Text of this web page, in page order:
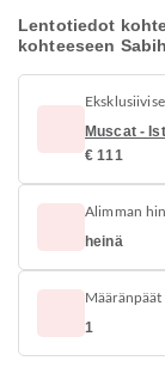
Lentotiedot
kohteeseen
Muscat -
€ 111
Alimman
heinä
Määränpäät
1